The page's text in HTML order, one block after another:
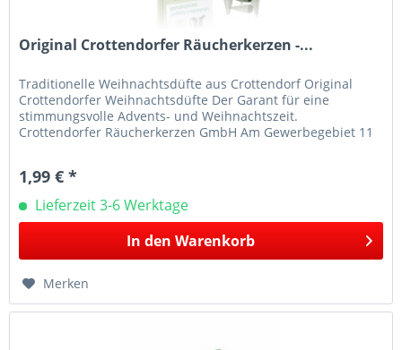
Original Crottendorfer Räucherkerzen -...
Traditionelle Weihnachtsdüfte aus Crottendorf Original
Crottendorfer Weihnachtsdüfte Der Garant für eine
stimmungsvolle Advents- und Weihnachtszeit.
Crottendorfer Räucherkerzen GmbH Am Gewerbegebiet 11
1,99 € *
Lieferzeit 3-6 Werktage
In den Warenkorb
Merken